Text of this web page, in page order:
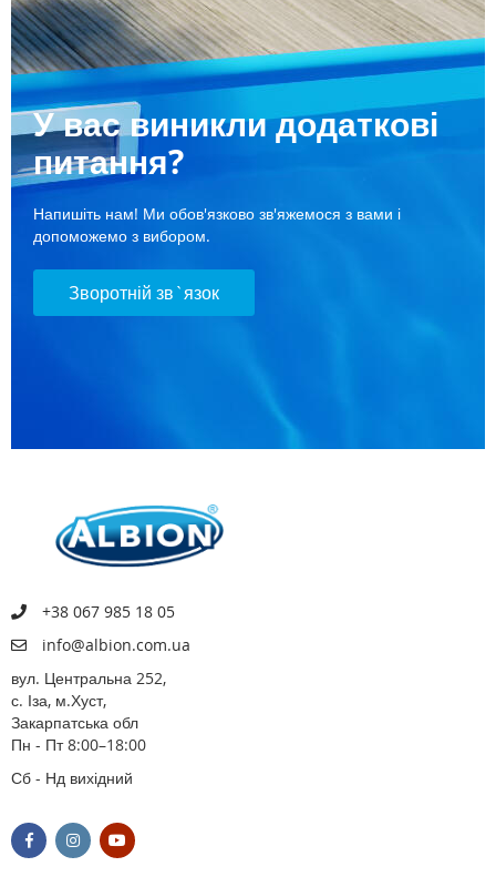
У вас виникли додаткові
питання?
Напишіть нам! Ми обов'язково зв'яжемося з вами і
допоможемо з вибором.
Зворотній зв`язок
+38 067 985 18 05
info@albion.com.ua
вул. Центральна 252,
с. Іза, м.Хуст,
Закарпатська обл
Пн - Пт 8:00–18:00
Сб - Нд вихідний